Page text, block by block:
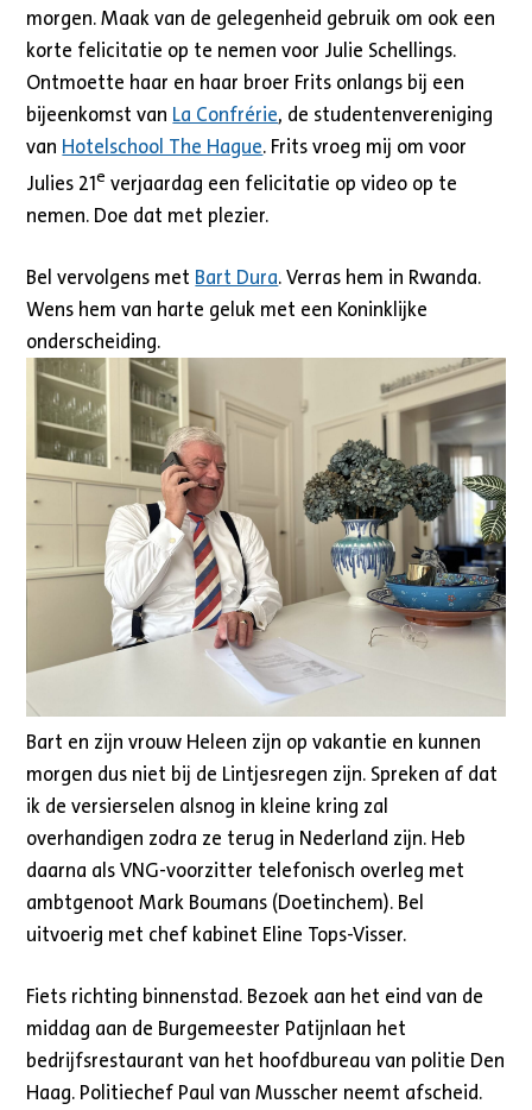
morgen. Maak van de gelegenheid gebruik om ook een
korte felicitatie op te nemen voor Julie Schellings.
Ontmoette haar en haar broer Frits onlangs bij een
bijeenkomst van La Confrérie, de studentenvereniging
van Hotelschool The Hague. Frits vroeg mij om voor
Julies 21e verjaardag een felicitatie op video op te
nemen. Doe dat met plezier.
Bel vervolgens met Bart Dura. Verras hem in Rwanda.
Wens hem van harte geluk met een Koninklijke
onderscheiding.
Bart en zijn vrouw Heleen zijn op vakantie en kunnen
morgen dus niet bij de Lintjesregen zijn. Spreken af dat
ik de versierselen alsnog in kleine kring zal
overhandigen zodra ze terug in Nederland zijn. Heb
daarna als VNG-voorzitter telefonisch overleg met
ambtgenoot Mark Boumans (Doetinchem). Bel
uitvoerig met chef kabinet Eline Tops-Visser.
Fiets richting binnenstad. Bezoek aan het eind van de
middag aan de Burgemeester Patijnlaan het
bedrijfsrestaurant van het hoofdbureau van politie Den
Haag. Politiechef Paul van Musscher neemt afscheid.